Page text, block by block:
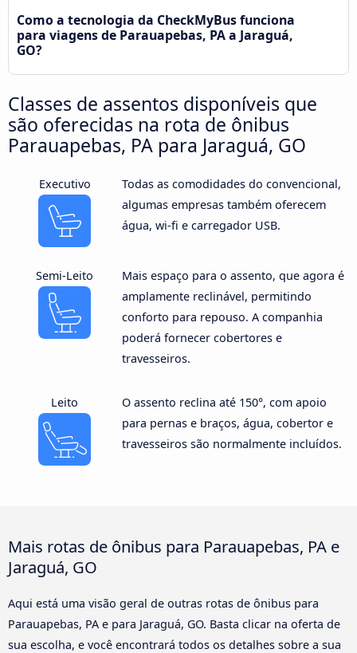
Como a tecnologia da CheckMyBus funciona
para viagens de Parauapebas, PA a Jaraguá,
GO?
Classes de assentos disponíveis que
são oferecidas na rota de ônibus
Parauapebas, PA para Jaraguá, GO
Executivo
Todas as comodidades do convencional,
algumas empresas também oferecem
água, wi-fi e carregador USB.
Semi-Leito
Mais espaço para o assento, que agora é
amplamente reclinável, permitindo
conforto para repouso. A companhia
poderá fornecer cobertores e
travesseiros.
Leito
O assento reclina até 150°, com apoio
para pernas e braços, água, cobertor e
travesseiros são normalmente incluídos.
Mais rotas de ônibus para Parauapebas, PA e
Jaraguá, GO
Aqui está uma visão geral de outras rotas de ônibus para
Parauapebas, PA e para Jaraguá, GO. Basta clicar na oferta de
sua escolha, e você encontrará todos os detalhes sobre a sua